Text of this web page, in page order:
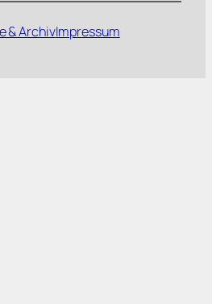
& ArchivImpressum